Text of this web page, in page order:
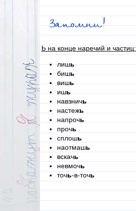
Запомни!
Ь на конце наречий и частиц:
лишь
бишь
вишь
ишь
навзничь
настежь
напрочь
прочь
сплошь
наотмашь
вскачь
невмочь
точь-в-точь